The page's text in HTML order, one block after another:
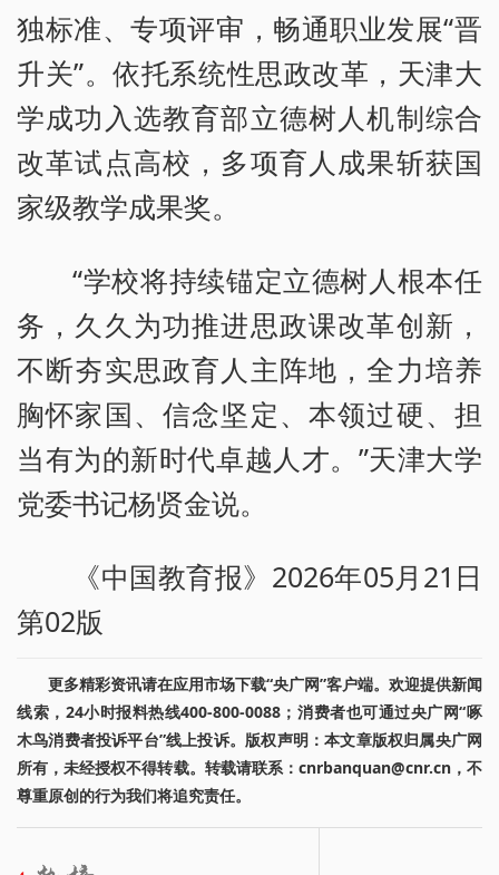
独标准、专项评审，畅通职业发展“晋
升关”。依托系统性思政改革，天津大
学成功入选教育部立德树人机制综合
改革试点高校，多项育人成果斩获国
家级教学成果奖。
“学校将持续锚定立德树人根本任
务，久久为功推进思政课改革创新，
不断夯实思政育人主阵地，全力培养
胸怀家国、信念坚定、本领过硬、担
当有为的新时代卓越人才。”天津大学
党委书记杨贤金说。
《中国教育报》2026年05月21日
第02版
更多精彩资讯请在应用市场下载“央广网”客户端。欢迎提供新闻
线索，24小时报料热线400-800-0088；消费者也可通过央广网“啄
木鸟消费者投诉平台”线上投诉。版权声明：本文章版权归属央广网
所有，未经授权不得转载。转载请联系：cnrbanquan@cnr.cn，不
尊重原创的行为我们将追究责任。